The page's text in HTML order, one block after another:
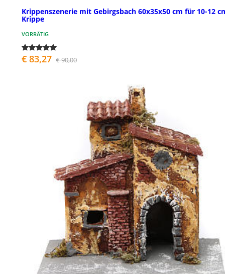
Krippenszenerie mit Gebirgsbach 60x35x50 cm für 10-12
Krippe
VORRÄTIG
€ 83,27 € 90,00